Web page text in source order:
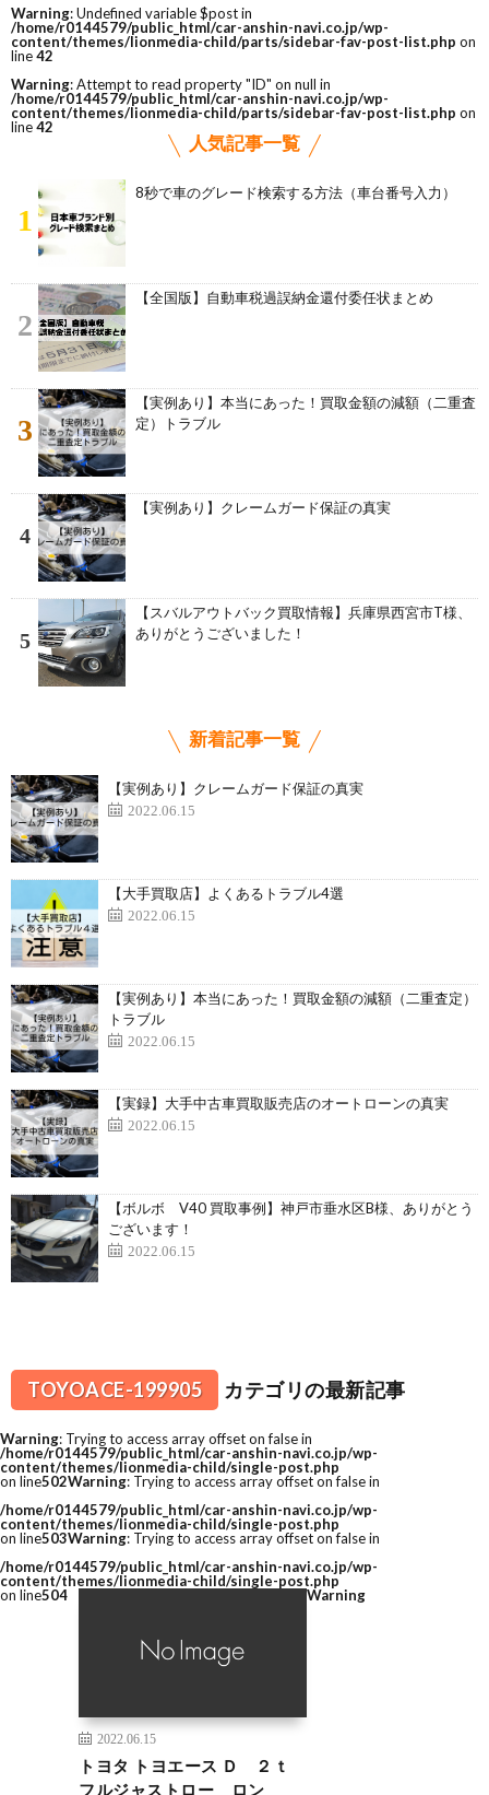
Warning: Undefined variable $post in
/home/r0144579/public_html/car-anshin-navi.co.jp/wp-
content/themes/lionmedia-child/parts/sidebar-fav-post-list.php on
line42
Warning: Attempt to read property "ID" on null in
/home/r0144579/public_html/car-anshin-navi.co.jp/wp-
content/themes/lionmedia-child/parts/sidebar-fav-post-list.php on
line42
人気記事一覧
1
8秒で車のグレード検索する方法（車台番号入力）
2
【全国版】自動車税過誤納金還付委任状まとめ
3
【実例あり】本当にあった！買取金額の減額（二重査
定）トラブル
4
【実例あり】クレームガード保証の真実
5
【スバルアウトバック買取情報】兵庫県西宮市T様、
ありがとうございました！
新着記事一覧
【実例あり】クレームガード保証の真実
2022.06.15
【大手買取店】よくあるトラブル4選
2022.06.15
【実例あり】本当にあった！買取金額の減額（二重査定）
トラブル
2022.06.15
【実録】大手中古車買取販売店のオートローンの真実
2022.06.15
【ボルボ V40 買取事例】神戸市垂水区B様、ありがとう
ございます！
2022.06.15
TOYOACE-199905 カテゴリの最新記事
Warning: Trying to access array offset on false in
/home/r0144579/public_html/car-anshin-navi.co.jp/wp-
content/themes/lionmedia-child/single-post.php
on line502Warning: Trying to access array offset on false in
/home/r0144579/public_html/car-anshin-navi.co.jp/wp-
content/themes/lionmedia-child/single-post.php
on line503Warning: Trying to access array offset on false in
/home/r0144579/public_html/car-anshin-navi.co.jp/wp-
content/themes/lionmedia-child/single-post.php
on line504
2022.06.15
トヨタ トヨエース Ｄ ２ｔ
フルジャストロー ロン
Warning